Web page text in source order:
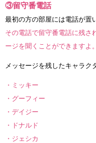
③留守番電話
最初の方の部屋には電話が置
その電話で留守番電話に残さ
ージを聞くことができますよ。
メッセージを残したキャラク
・ミッキー
・グーフィー
・デイジー
・ドナルド
・ジェシカ